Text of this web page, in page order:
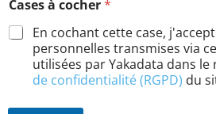
Cases à cocher*
En cochant cette case,
personnelles transmises via
utilisées par Yakadata dans le
de confidentialité (RGPD) du